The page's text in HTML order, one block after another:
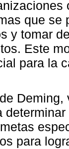
que se
y tomar
Este
para la
para